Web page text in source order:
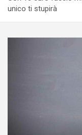
unico ti stupirà